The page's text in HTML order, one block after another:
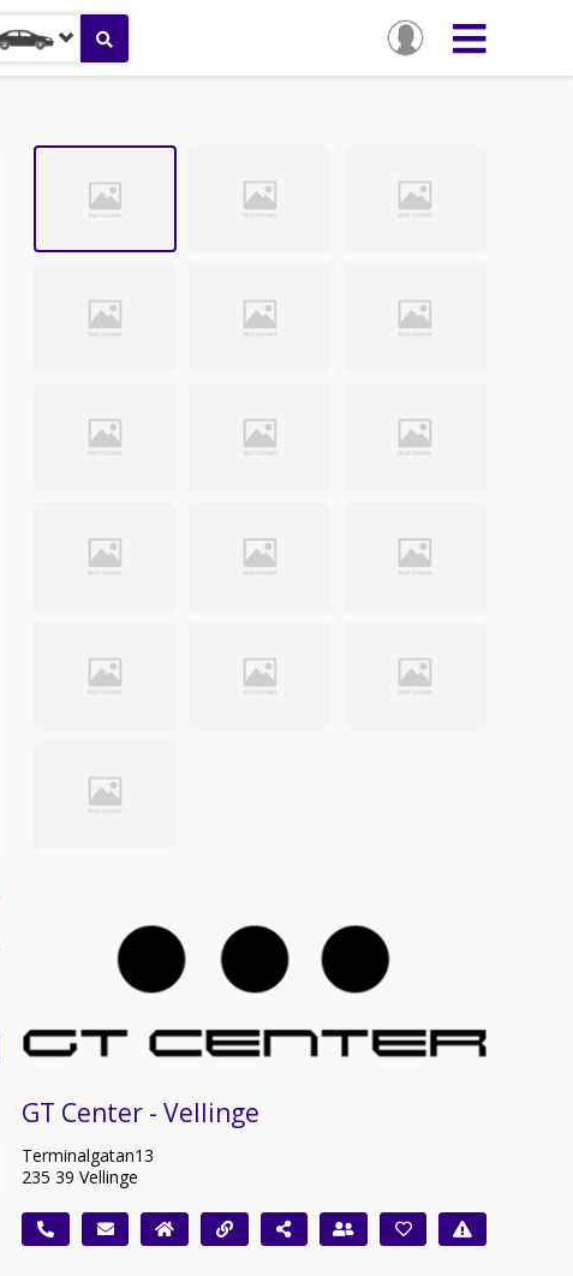
GT Center - Vellinge
Terminalgatan13
235 39 Vellinge